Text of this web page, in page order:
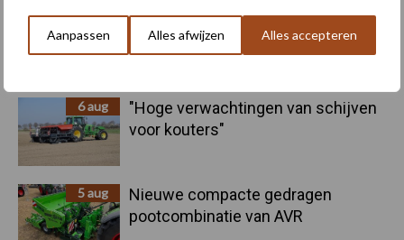
Aanpassen Alles afwijzen Alles accepteren
Primaire
Recent nieuws Partner nieuws
6 aug
"Hoge verwachtingen van schijven
voor kouters"
5 aug
Nieuwe compacte gedragen
pootcombinatie van AVR